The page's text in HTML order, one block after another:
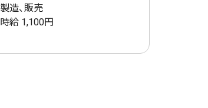
製造、販売
時給 1,100円